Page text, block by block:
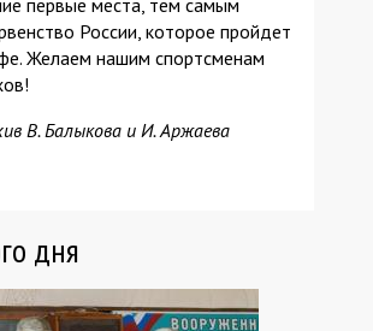
первые места, тем самым
России, которое пройдет
Желаем нашим спортсменам
В. Балыкова и И. Аржаева
дня